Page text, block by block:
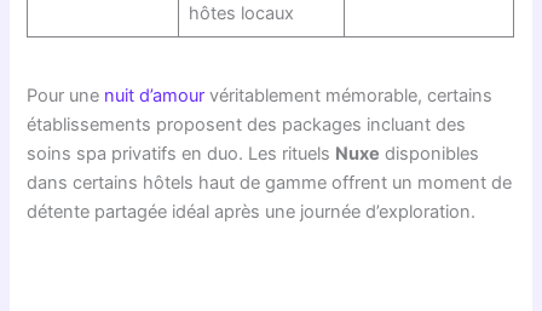
hôtes locaux
Pour une nuit d’amour véritablement mémorable, certains
établissements proposent des packages incluant des
soins spa privatifs en duo. Les rituels Nuxe disponibles
dans certains hôtels haut de gamme offrent un moment de
détente partagée idéal après une journée d’exploration.